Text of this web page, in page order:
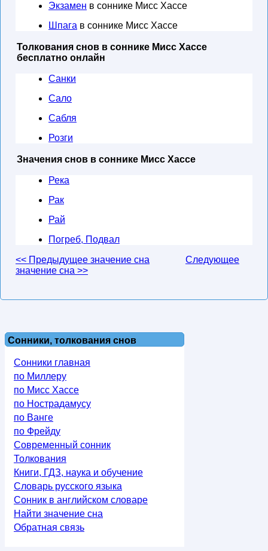
Экзамен в соннике Мисс Хассе
Шпага в соннике Мисс Хассе
Толкования снов в соннике Мисс Хассе
бесплатно онлайн
Санки
Сало
Сабля
Розги
Значения снов в соннике Мисс Хассе
Река
Рак
Рай
Погреб, Подвал
<< Предыдущее значение сна
Следующее
значение сна >>
Сонники, толкования снов
Сонники главная
по Миллеру
по Мисс Хассе
по Нострадамусу
по Ванге
по Фрейду
Современный сонник
Толкования
Книги, ГДЗ, наука и обучение
Словарь русского языка
Сонник в английском словаре
Найти значение сна
Обратная связь